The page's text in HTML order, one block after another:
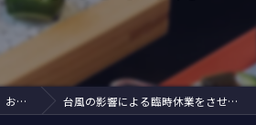
お知らせ 台風の影響による臨時休業をさせていただきました